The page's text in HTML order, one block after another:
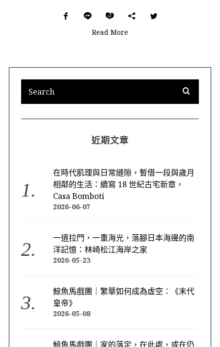
Read More
近期文章
在時代肌理與日常縫隙，暫借一段與歲月
相鄰的生活：續寫 18 世紀古宅新章，
Casa Bomboti
2026-06-07
一道拉門，一重海光，落腳日本海邊的南
洋記憶：林崎松江海岸之家
2026-05-23
鯨魚馬戲團｜繁華如何成為虛空：《末代
皇帝》
2026-05-08
鯨魚馬戲團｜家的落定，在此處，或在仍